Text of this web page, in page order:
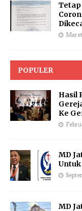
Tetap
POPULER
Hasil
Ke
MD
MD